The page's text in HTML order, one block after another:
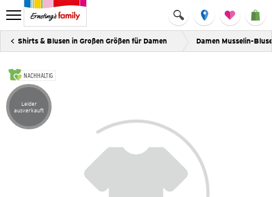
Shirts & Blusen in Großen Größen für Damen Damen Musselin-Bluse
NACHHALTIG
Artikel leider ausverkauft
Leider
ausverkauft